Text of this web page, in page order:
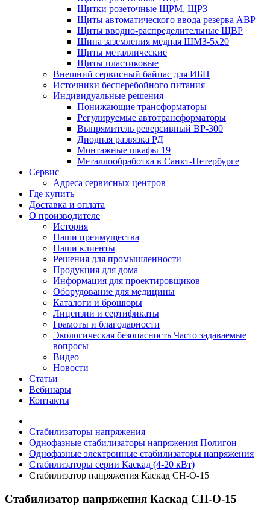
Щитки розеточные ЩРМ, ЩРЗ
Щиты автоматического ввода резерва АВР
Щиты вводно-распределительные ЩВР
Шина заземления медная ШМЗ-5х20
Щиты металлические
Щиты пластиковые
Внешний сервисный байпас для ИБП
Источники бесперебойного питания
Индивидуальные решения
Понижающие трансформаторы
Регулируемые автотрансформаторы
Выпрямитель реверсивный ВР-300
Диодная развязка РД
Монтажные шкафы 19
Металлообработка в Санкт-Петербурге
Сервис
Адреса сервисных центров
Где купить
Доставка и оплата
О производителе
История
Наши преимущества
Наши клиенты
Решения для промышленности
Продукция для дома
Информация для проектировщиков
Оборудование для медицины
Каталоги и брошюры
Лицензии и сертификаты
Грамоты и благодарности
Экологическая безопасность Часто задаваемые
вопросы
Видео
Новости
Статьи
Вебинары
Контакты
Стабилизаторы напряжения
Однофазные стабилизаторы напряжения Полигон
Однофазные электронные стабилизаторы напряжения
Стабилизаторы серии Каскад (4-20 кВт)
Стабилизатор напряжения Каскад СН-О-15
Стабилизатор напряжения Каскад СН-О-15